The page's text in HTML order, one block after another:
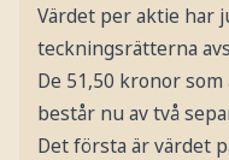
Värdet per aktie har
teckningsrätterna
De 51,50 kronor
består nu av två
Det första är värdet